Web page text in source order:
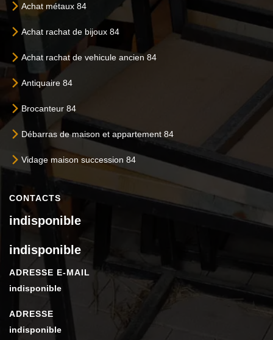
Achat métaux 84
Achat rachat de bijoux 84
Achat rachat de vehicule ancien 84
Antiquaire 84
Brocanteur 84
Débarras de maison et appartement 84
Vidage maison succession 84
CONTACTS
indisponible
indisponible
ADRESSE E-MAIL
indisponible
ADRESSE
indisponible